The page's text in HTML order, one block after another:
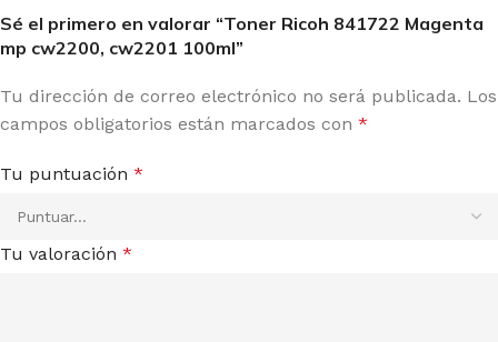
Sé el primero en valorar “Toner Ricoh 841722 Magenta
mp cw2200, cw2201 100ml”
Tu dirección de correo electrónico no será publicada. Los
campos obligatorios están marcados con *
Tu puntuación *
Tu valoración *